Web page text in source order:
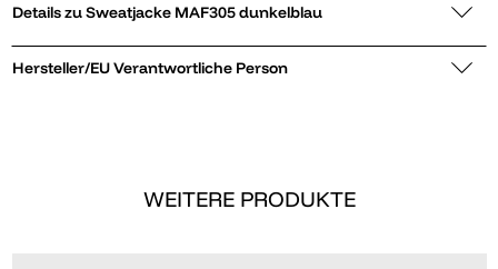
Details zu Sweatjacke MAF305 dunkelblau
Hersteller/EU Verantwortliche Person
WEITERE PRODUKTE